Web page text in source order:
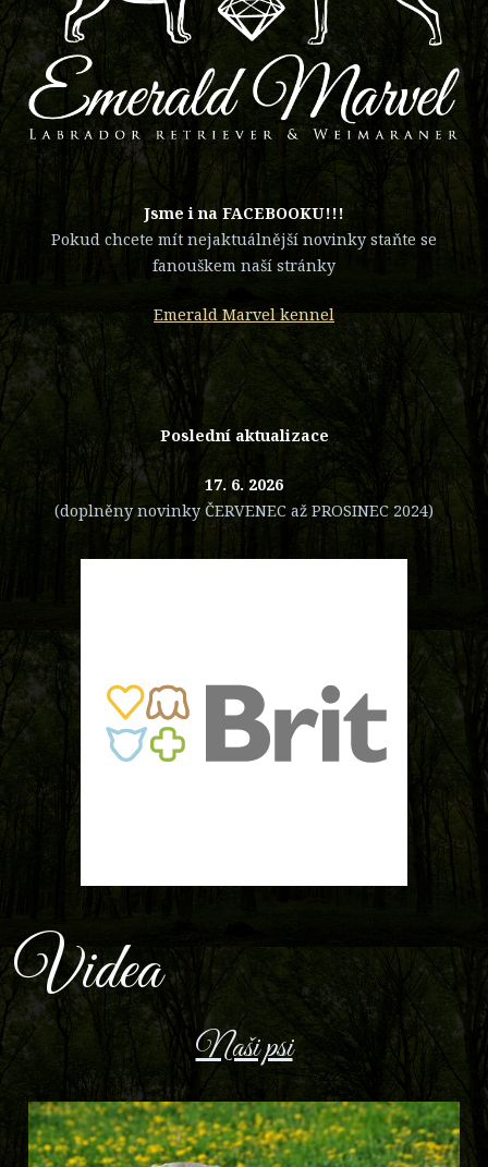
​Jsme i na FACEBOOKU!!!
Pokud chcete mít nejaktuálnější novinky staňte se
fanouškem naší stránky
Emerald Marvel kennel
Poslední aktualizace
17. 6. 2026
(doplněny novinky ČERVENEC až PROSINEC 2024)
Videa
Naši psi